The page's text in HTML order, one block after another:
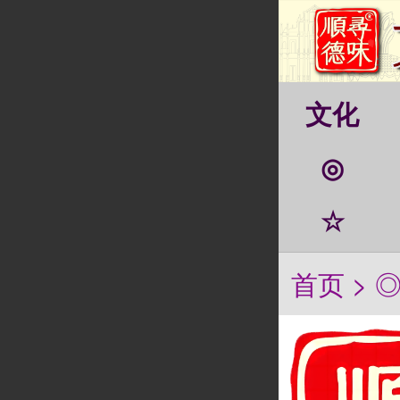
文化
◎
☆
首页 >